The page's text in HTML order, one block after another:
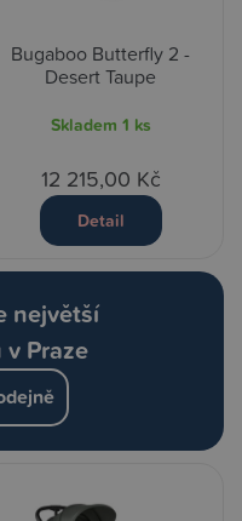
největší
Praze
Bugaboo Butterfly 2 -
Desert Taupe
Skladem 1 ks
12 215,00 Kč
Detail